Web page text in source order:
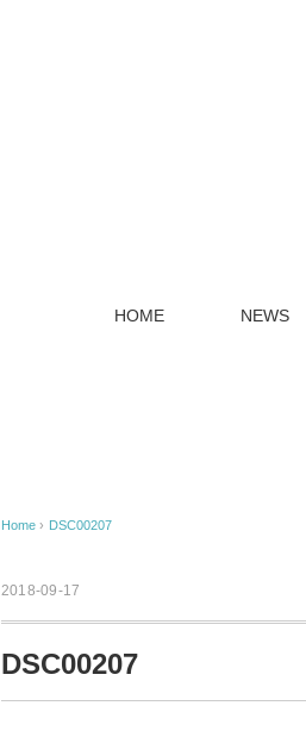
HOME NEWS
Home › DSC00207
2018-09-17
DSC00207